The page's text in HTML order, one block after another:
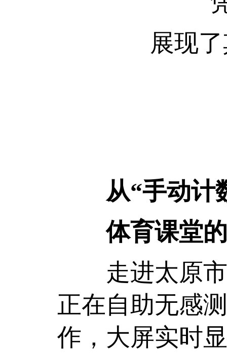
展现
从“手动计
体育课堂的
走进太原市
正在自助无感
作，大屏实时